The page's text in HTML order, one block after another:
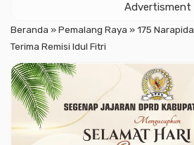
Advertisment
Beranda »Pemalang Raya »175
Terima Remisi Idul Fitri